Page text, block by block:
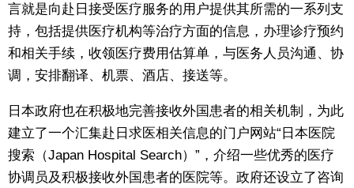
言就是向赴日接受医疗服务的用户提供其所需的一系列支
持，包括提供医疗机构等治疗方面的信息，办理诊疗预约
和相关手续，收领医疗费用估算单，与医务人员沟通、协
调，安排翻译、机票、酒店、接送等。
日本政府也在积极地完善接收外国患者的相关机制，为此
建立了一个汇集赴日求医相关信息的门户网站“日本医院
搜索（Japan Hospital Search）”，介绍一些优秀的医疗
协调员及积极接收外国患者的医院等。政府还设立了咨询